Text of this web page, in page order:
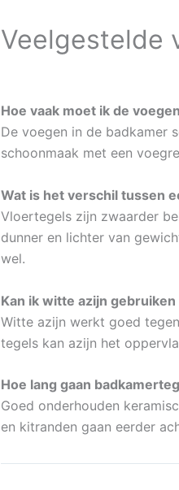
Veelgestelde
Hoe vaak moet ik de
De voegen in de badkamer
schoonmaak met een
Wat is het verschil tussen
Vloertegels zijn zwaarder
dunner en lichter van
wel.
Kan ik witte azijn
Witte azijn werkt goed
tegels kan azijn het
Hoe lang gaan
Goed onderhouden
en kitranden gaan eerder